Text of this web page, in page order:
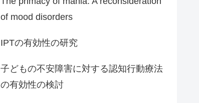
of mood disorders
IPTの有効性の研究
子どもの不安障害に対する認知行動療法
の有効性の検討